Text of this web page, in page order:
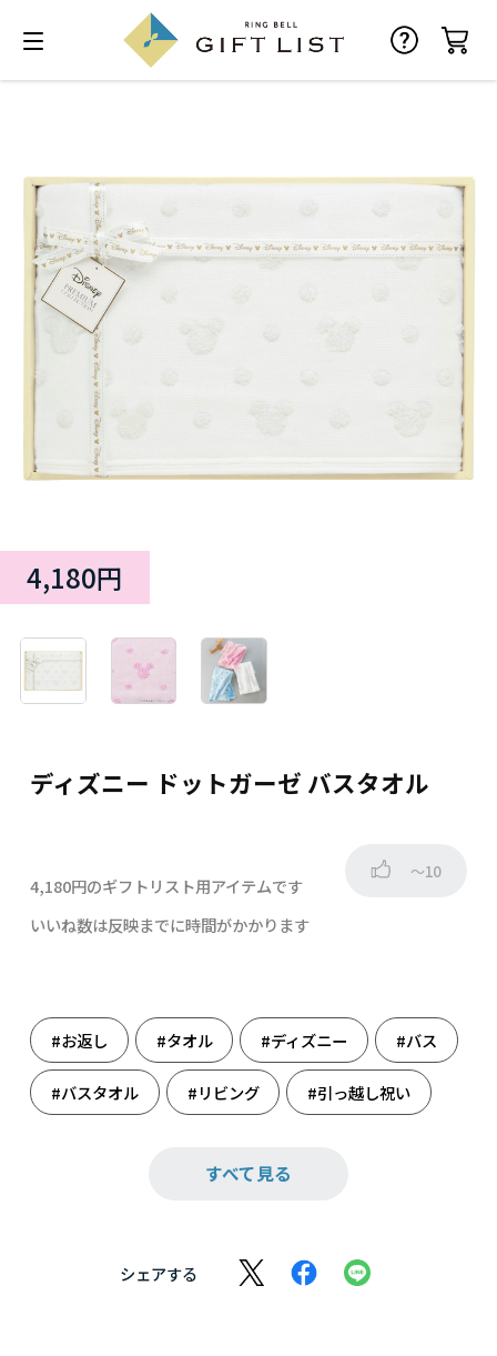
ディズニー ドットガーゼ バスタオル
4,180円
4,180円のギフトリスト用アイテムです
～10
いいね数は反映までに時間がかかります
#お返し #タオル #ディズニー #バス
#バスタオル #リビング #引っ越し祝い
すべて見る
シェアする